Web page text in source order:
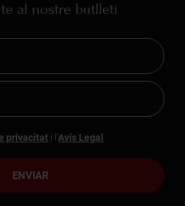
al nostre butlletí
ENVIAR
privacitat i l'Avís Legal